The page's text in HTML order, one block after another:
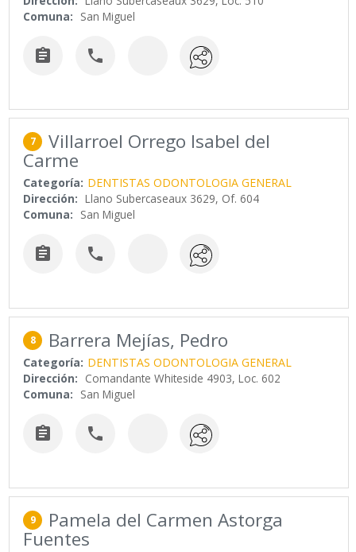
Comuna: San Miguel
 
7 Villarroel Orrego Isabel del
Carme
Categoría: DENTISTAS ODONTOLOGIA GENERAL
Dirección: Llano Subercaseaux 3629, Of. 604
Comuna: San Miguel
 
8 Barrera Mejías, Pedro
Categoría: DENTISTAS ODONTOLOGIA GENERAL
Dirección: Comandante Whiteside 4903, Loc. 602
Comuna: San Miguel
 
9 Pamela del Carmen Astorga
Fuentes